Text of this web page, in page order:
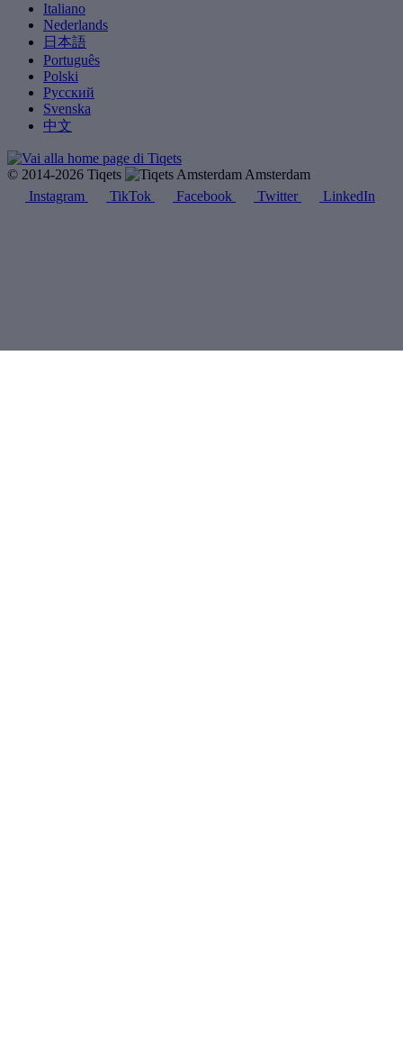
Italiano
Nederlands
日本語
Português
Polski
Русский
Svenska
中文
© 2014-2026 Tiqets
Amsterdam
Instagram
TikTok Facebook Twitter LinkedIn